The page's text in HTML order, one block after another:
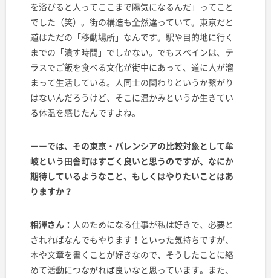
を浴びると人ってここまで陽気になるんだ」ってこと
でした（笑）。街の構造も全然違っていて。東京だと
道はただの「移動場所」なんです。駅や目的地に行く
までの「潰す時間」でしかない。でもスペインは、テ
ラスでご飯を食べる文化が街中にあって、道に人が溜
まって生活している。人同士の関わりというか繋がり
はないんだろうけど、そこに温かみというか生きてい
る体温を感じたんですよね。
ーーでは、その東京・バレンシアの比較対象として牟
岐という田舎町はすごく良いと思うのですが、なにか
期待しているようなこと、もしくはやりたいことはあ
りますか？
相澤さん： 人のためになる仕事が私は好きで、必要と
されればなんでもやります！といった気持ちですが、
本や文章を書くことが好きなので、そうしたことに絡
めて活動につながれば良いなと思っています。また、